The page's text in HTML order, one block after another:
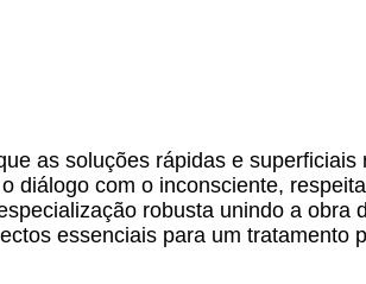
as soluções rápidas e
diálogo com o inconsciente,
robusta unindo a
essenciais para um